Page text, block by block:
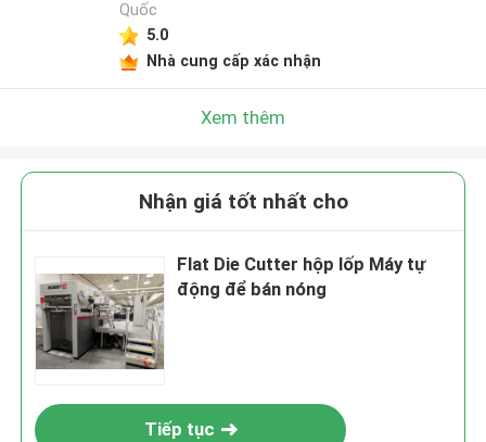
Quốc
5.0
Nhà cung cấp xác nhận
Xem thêm
Nhận giá tốt nhất cho
Flat Die Cutter hộp lốp Máy tự
động để bán nóng
Tiếp tục